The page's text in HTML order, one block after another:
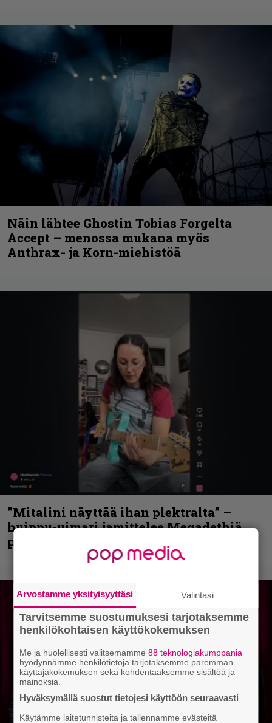
Näin lähtee Ghostin Tobias Forgelta
Accept – menossa mukana myös
Anthrax- ja Korn-miehistöä
”Mitalini näyttää ihan plektralta” –
huippu-uimari jamittelee Megadethiä
palkinnollaan
Arvostamme yksityisyyttäsi Valintasi
Tarvitsemme suostumuksesi tarjotaksemme
henkilökohtaisen käyttökokemuksen
Me ja huolellisesti valitsemamme88 teknologiakumppania
hyödynnämme henkilötietoja tarjotaksemme paremman
käyttäjäkokemuksen sekä kohdentaaksemme sisältöä ja
mainoksia.
Hyväksymällä suostut tietojesi käyttöön seuraavasti
Käytämme laitetunnisteita ja tallennamme evästeitä